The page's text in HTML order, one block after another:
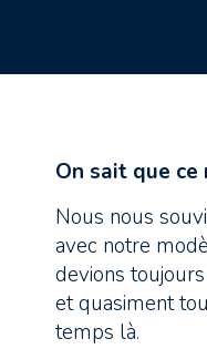
On sait que
Nous nous
avec notre
devions
et quasiment
temps là.